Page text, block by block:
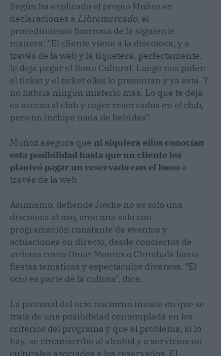
Según ha explicado el propio Muñoz en
declaraciones a Libremercado, el
procedimiento funciona de la siguiente
manera: "El cliente viene a la discoteca, y a
través de la web y la tiquetera, perfectamente,
le deja pagar el Bono Cultural. Luego nos piden
el ticket y el ticket ellos lo presentan y ya está. Y
no habría ningún misterio más. Lo que te deja
es acceso al club y coger reservados en el club,
pero no incluye nada de bebidas".
Muñoz asegura que ni siquiera ellos conocían
esta posibilidad hasta que un cliente les
planteó pagar un reservado con el bono a
través de la web.
Asimismo, defiende Jowke no es solo una
discoteca al uso, sino una sala con
programación constante de eventos y
actuaciones en directo, desde conciertos de
artistas como Omar Montes o Chimbala hasta
fiestas temáticas y espectáculos diversos. "El
ocio es parte de la cultura", dice.
La patronal del ocio nocturno insiste en que se
trata de una posibilidad contemplada en los
criterios del programa y que el problema, si lo
hay, se circunscribe al alcohol y a servicios no
culturales asociados a los reservados. El